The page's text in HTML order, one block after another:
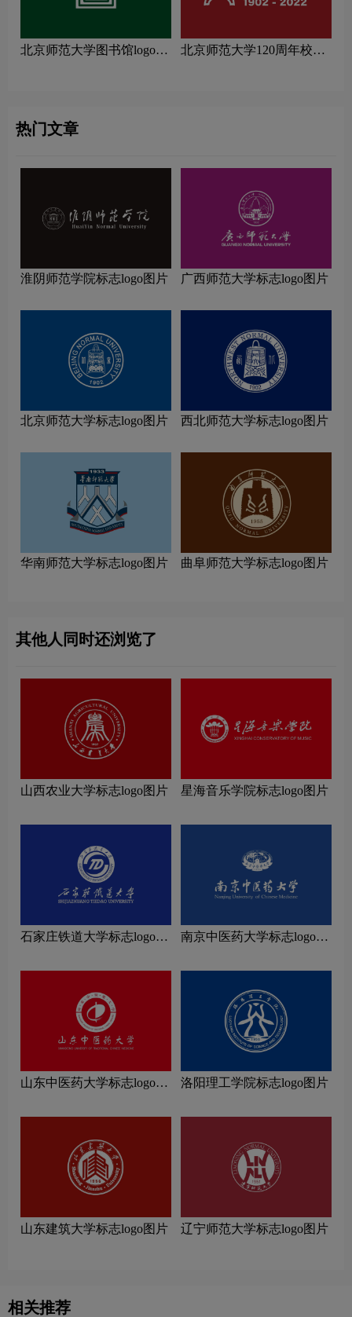
北京师范大学图书馆logo图
北京师范大学120周年校庆
热门文章
淮阴师范学院标志logo图片 广西师范大学标志logo图片
北京师范大学标志logo图片 西北师范大学标志logo图片
华南师范大学标志logo图片 曲阜师范大学标志logo图片
其他人同时还浏览了
山西农业大学标志logo图片 星海音乐学院标志logo图片
石家庄铁道大学标志logo图
南京中医药大学标志logo图
山东中医药大学标志logo图
洛阳理工学院标志logo图片
山东建筑大学标志logo图片 辽宁师范大学标志logo图片
相关推荐